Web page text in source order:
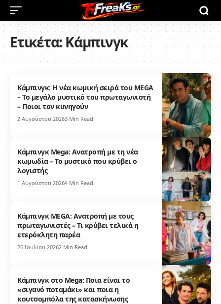
Ετικέτα:Κάμπινγκ
Κάμπινγκ: Η νέα κωμική σειρά του MEGA
– Το μεγάλο μυστικό του πρωταγωνιστή
– Ποιοι τον κυνηγούν
2 Αυγούστου 20263 Min Read
Κάμπινγκ Mega: Ανατροπή με τη νέα
κωμωδία – Το μυστικό που κρύβει ο
λογιστής
1 Αυγούστου 20264 Min Read
Κάμπινγκ MEGA: Ανατροπή με τους
πρωταγωνιστές – Τι κρύβει τελικά η
ετερόκλητη παρέα
26 Ιουλίου 20262 Min Read
Κάμπινγκ στο Mega: Ποια είναι το
«σιγανό ποταμάκι» και ποια η
κουτσομπόλα της κατασκήνωσης